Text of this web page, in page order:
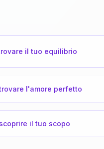
il tuo equilibrio
l'amore perfetto
il tuo scopo